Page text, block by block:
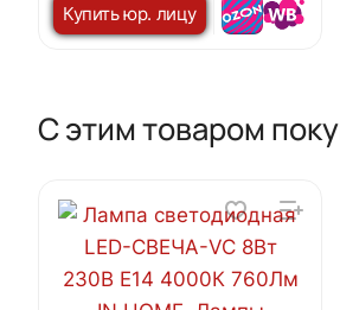
Купить юр. лицу
С этим товаром